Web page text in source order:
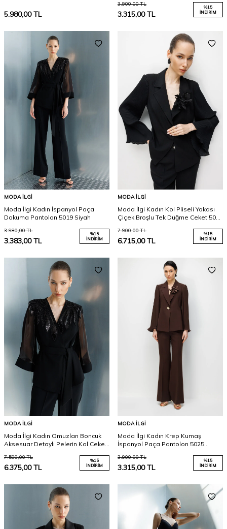
5.980,00TL
3.900,00TL
3.315,00TL
%15
İNDIRIM
MODA İLGI
Moda İlgi Kadın İspanyol Paça
Dokuma Pantolon 5019 Siyah
3.980,00TL
3.383,00TL
%15
İNDIRIM
MODA İLGI
Moda İlgi Kadın Kol Pliseli Yakası
Çiçek Broşlu Tek Düğme Ceket 5025
7.900,00TL
6.715,00TL
%15
İNDIRIM
MODA İLGI
Moda İlgi Kadın Omuzları Boncuk
Aksesuar Detaylı Pelerin Kol Ceket
7.500,00TL
6.375,00TL
%15
İNDIRIM
MODA İLGI
Moda İlgi Kadın Krep Kumaş
İspanyol Paça Pantolon 5025
3.900,00TL
3.315,00TL
%15
İNDIRIM